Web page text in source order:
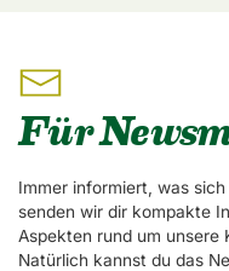
Für
Immer informiert, was
senden wir dir kompakte
Aspekten rund um unsere
Natürlich kannst du das